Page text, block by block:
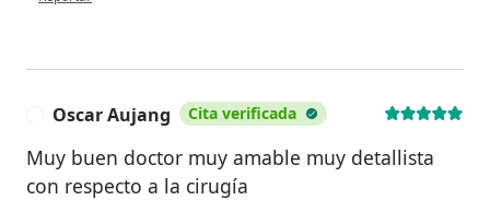
Oscar Aujang Cita verificada
Muy buen doctor muy amable muy detallista
con respecto a la cirugía